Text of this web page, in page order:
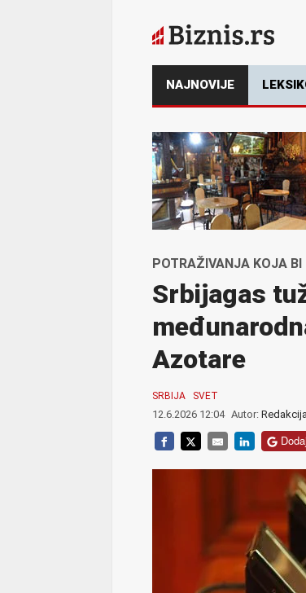
NAJNOVIJE
POTRAŽIVANJA KOJA
Srbijagas
Azotare
SRBIJA SVET
12.6.2026 12:04 Autor: